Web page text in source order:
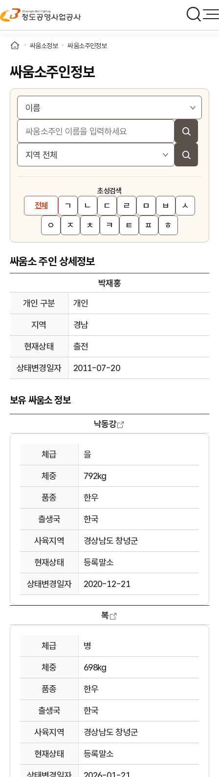
싸움소정보 싸움소주인정보
싸움소주인정보
초성검색
전체 ㄱ ㄴ ㄷ ㄹ ㅁ ㅂ
ㅅ
ㅇ
ㅈ ㅊ ㅋ ㅌ ㅍ ㅎ
싸움소 주인 상세정보
박재홍
개인 구분
개인
지역 경남
현재상태 출전
상태변경일자 2011-07-20
보유 싸움소 정보
낙동강
체급 을
체중 792kg
품종 한우
출생국 한국
사육지역 경상남도 창녕군
현재상태 등록말소
상태변경일자 2020-12-21
복
체급 병
체중 698kg
품종 한우
출생국 한국
사육지역 경상남도 창녕군
현재상태 등록말소